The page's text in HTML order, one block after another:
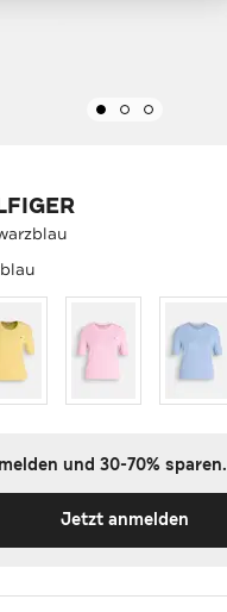
und 30-70% sparen.
Jetzt anmelden